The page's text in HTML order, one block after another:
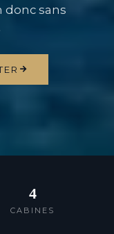
donc sans
4
CABINES